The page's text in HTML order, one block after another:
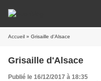
Accueil » Grisaille d'Alsace
Grisaille d'Alsace
Publié le 16/12/2017 à 18:35